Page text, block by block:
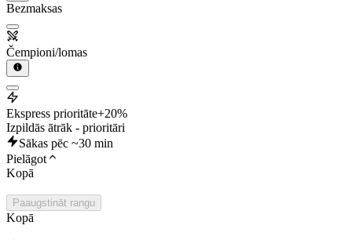
Bezmaksas
Čempioni/lomas
Ekspress prioritāte+20%
Izpildās ātrāk - prioritāri
Sākas pēc ~30 min
Pielāgot
Kopā
Paaugstināt rangu
Kopā